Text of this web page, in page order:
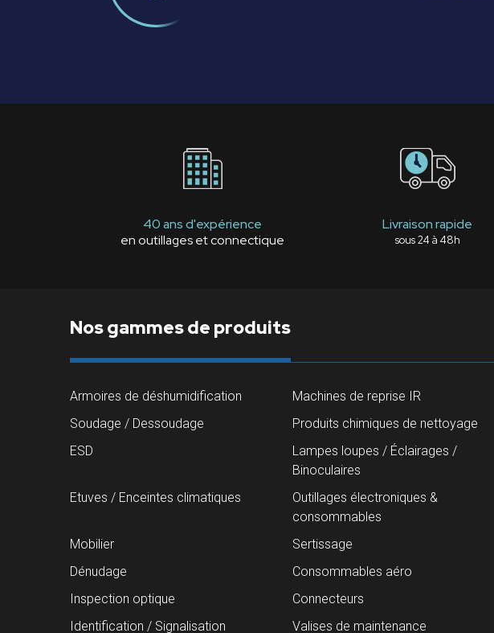
40 ans d'expérience
en outillages et connectique
Livraison rapide
sous 24 à 48h
Nos gammes de produits
Armoires de déshumidification
Machines de reprise IR
Soudage / Dessoudage
Produits chimiques de nettoyage
ESD
Lampes loupes / Éclairages /
Binoculaires
Etuves / Enceintes climatiques
Outillages électroniques &
consommables
Mobilier
Sertissage
Dénudage
Consommables aéro
Inspection optique
Connecteurs
Identification / Signalisation
Valises de maintenance